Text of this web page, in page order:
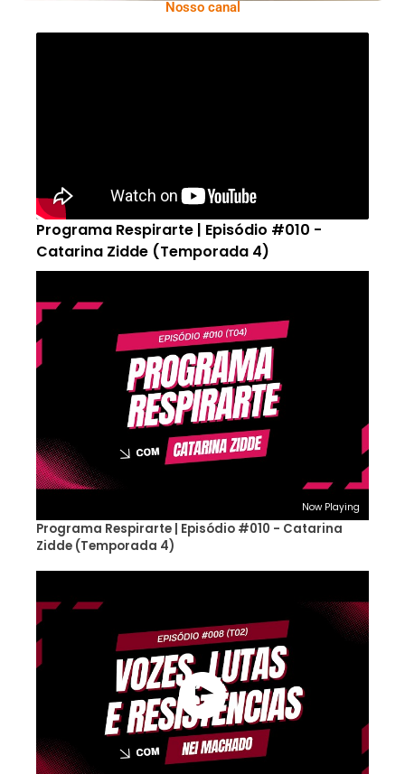
Nosso canal
Programa Respirarte | Episódio #010 -
Catarina Zidde (Temporada 4)
Now Playing
Programa Respirarte | Episódio #010 - Catarina
Zidde (Temporada 4)